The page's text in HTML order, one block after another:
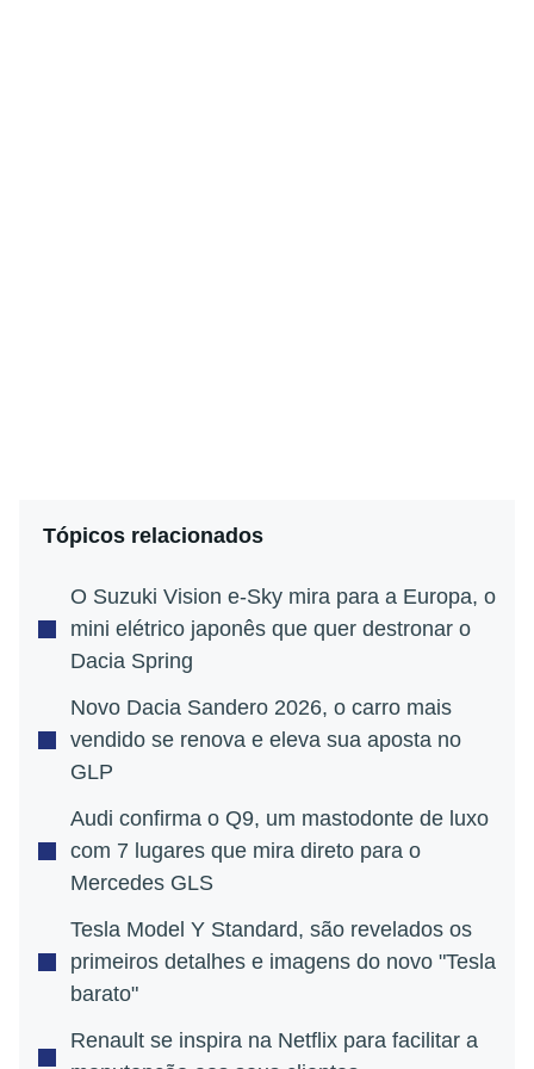
Tópicos relacionados
O Suzuki Vision e-Sky mira para a Europa, o
mini elétrico japonês que quer destronar o
Dacia Spring
Novo Dacia Sandero 2026, o carro mais
vendido se renova e eleva sua aposta no
GLP
Audi confirma o Q9, um mastodonte de luxo
com 7 lugares que mira direto para o
Mercedes GLS
Tesla Model Y Standard, são revelados os
primeiros detalhes e imagens do novo "Tesla
barato"
Renault se inspira na Netflix para facilitar a